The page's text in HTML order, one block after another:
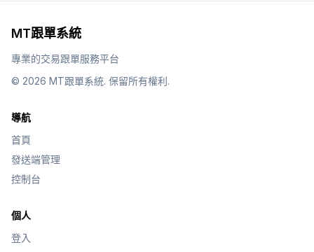
MT跟單系統
專業的交易跟單服務平台
© 2026 MT跟單系統. 保留所有權利.
導航
首頁
發送端管理
控制台
個人
登入